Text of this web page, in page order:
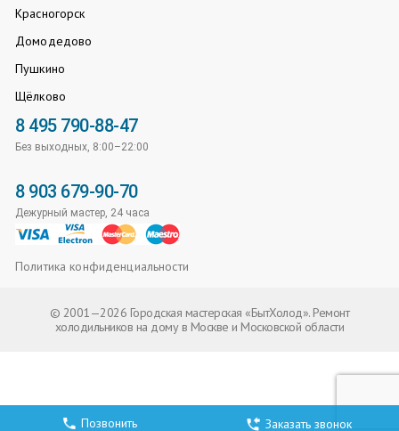
Политика конфиденциальности
Красногорск
Домодедово
Пушкино
Щёлково
8 495 790-88-47
Без выходных, 8:00–22:00
8 903 679-90-70
Дежурный мастер, 24 часа
© 2001—2026 Городская мастерская «БытХолод». Ремонт
холодильников на дому в Москве и Московской области
Позвонить Заказать звонок